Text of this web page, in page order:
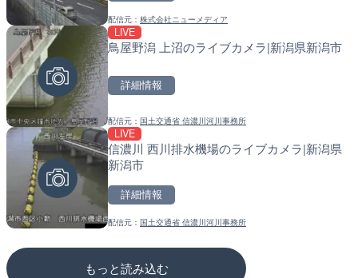
配信元：株式会社ニューメディア
LIVE
鳥屋野潟 上沼のライブカメラ|新潟県新潟市
詳細情報
配信元：国土交通省 信濃川河川事務所
LIVE
信濃川 西川排水機場のライブカメラ|新潟県
新潟市
詳細情報
配信元：国土交通省 信濃川河川事務所
もっと読み込む
配信元：
日本平から富士山・清水
配信元：SBSnews6
知内川 上開田橋のライブ
配信元：高島市役所 政策部 危機管理局
配信元：
道の駅さがのせきのライ
配信元：道の駅さがのせきPPカム
松江自動車道 三次東JCT
配信元：国土交通省 三次河川国道事務所